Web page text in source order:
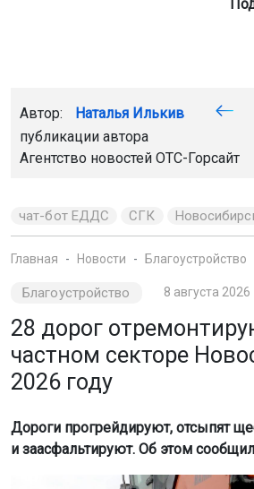
Главная Новости Благоустройство
Благоустройство 8 августа 2026
частном секторе
2026 году
Дороги прогрейдируют, отсыпят